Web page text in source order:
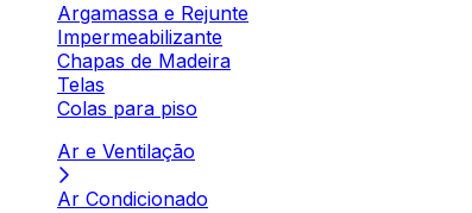
Argamassa e Rejunte
Impermeabilizante
Chapas de Madeira
Telas
Colas para piso
Ar e Ventilação
Ar Condicionado